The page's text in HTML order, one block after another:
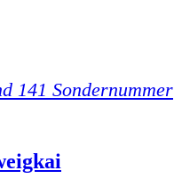
141 Sondernummer